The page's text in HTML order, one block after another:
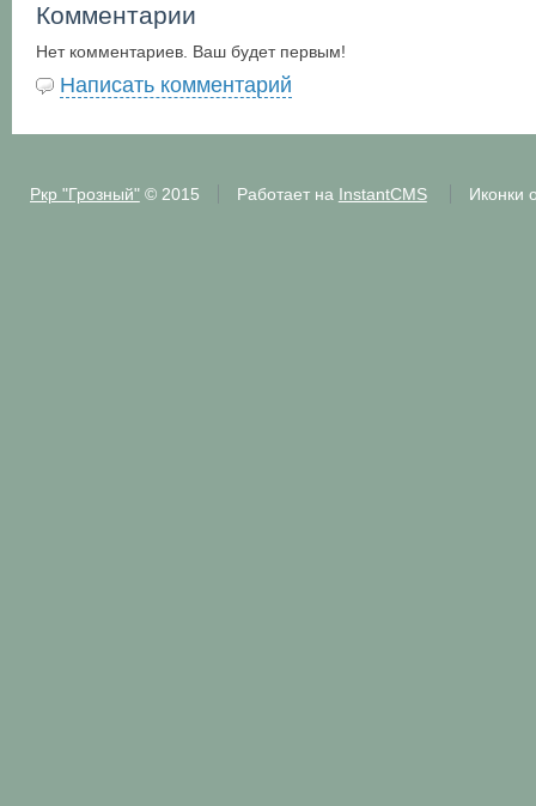
Комментарии
Нет комментариев. Ваш будет первым!
Написать комментарий
Ркр "Грозный"© 2015 Работает на InstantCMS Иконки